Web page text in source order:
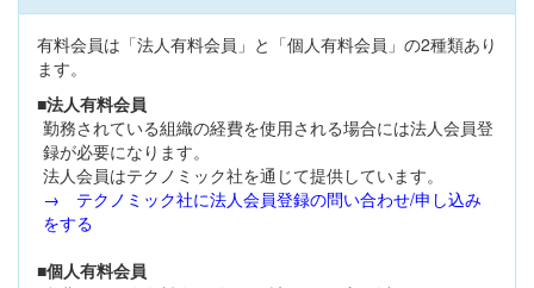
有料会員は「法人有料会員」と「個人有料会員」の2種類あり
ます。
■法人有料会員
勤務されている組織の経費を使用される場合には法人会員登
録が必要になります。
法人会員はテクノミック社を通じて提供しています。
→ テクノミック社に法人会員登録の問い合わせ/申し込み
をする
■個人有料会員